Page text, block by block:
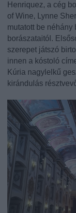
Henriquez, a cég
of Wine, Lynne
mutatott be néhány
borászataitól.
szerepet játszó
innen a kóstoló
Kúria nagylelkű
kirándulás